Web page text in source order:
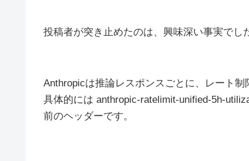
投稿者が突き止めたのは、興味深い事実でし
Anthropicは推論レスポンスごとに、レート制
具体的には anthropic-ratelimit-unified-5h-
前のヘッダーです。